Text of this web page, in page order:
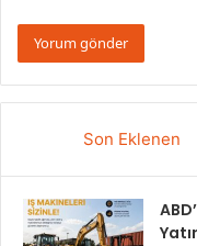
Son Eklenen